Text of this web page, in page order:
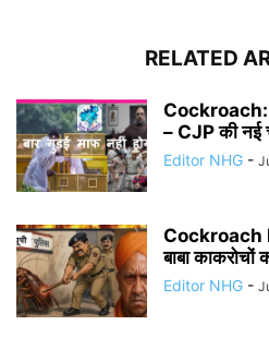
RELATED
Cockroach:
– CJP की नई
Editor NHG -
Cockroach
बाबा काकरोचों
Editor NHG -